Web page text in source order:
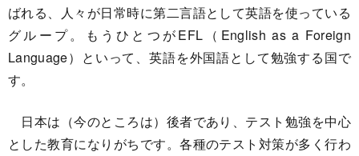
ばれる、人々が日常時に第二言語として英語を使っている
グループ。もうひとつがEFL（English as a Foreign
Language）といって、英語を外国語として勉強する国で
す。
日本は（今のところは）後者であり、テスト勉強を中心
とした教育になりがちです。各種のテスト対策が多く行わ